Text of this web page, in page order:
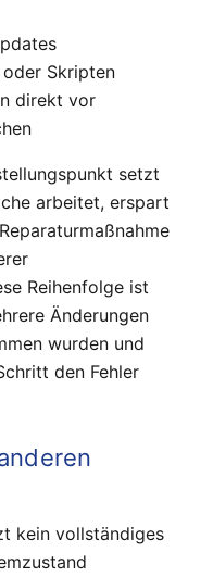
Skripten
direkt vor
setzt
arbeitet, erspart
Reihenfolge ist
Änderungen
wurden und
den Fehler
kein vollständiges